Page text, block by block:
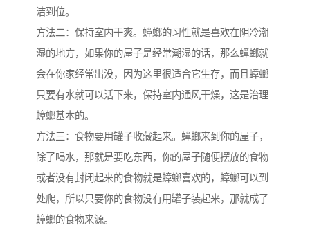
洁到位。
方法二：保持室内干爽。蟑螂的习性就是喜欢在阴冷潮
湿的地方，如果你的屋子是经常潮湿的话，那么蟑螂就
会在你家经常出没，因为这里很适合它生存，而且蟑螂
只要有水就可以活下来，保持室内通风干燥，这是治理
蟑螂基本的。
方法三：食物要用罐子收藏起来。蟑螂来到你的屋子，
除了喝水，那就是要吃东西，你的屋子随便摆放的食物
或者没有封闭起来的食物就是蟑螂喜欢的，蟑螂可以到
处爬，所以只要你的食物没有用罐子装起来，那就成了
蟑螂的食物来源。